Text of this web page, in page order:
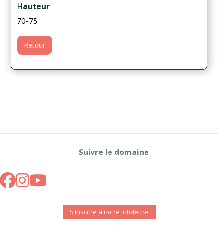
Hauteur
70-75
Retour
Suivre le domaine
S'inscrire à notre infolettre